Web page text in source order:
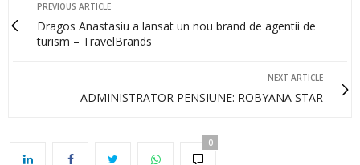
PREVIOUS ARTICLE
Dragos Anastasiu a lansat un nou brand de agentii de
turism – TravelBrands
NEXT ARTICLE
ADMINISTRATOR PENSIUNE: ROBYANA STAR
0